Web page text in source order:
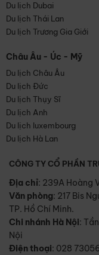
Du lịch Dubai
Du lịch Thái Lan
Du lịch Trương Gia Giới
Châu Âu - Úc - Mỹ
Du lịch Châu Âu
Du lịch Đức
Du lịch Thụy Sĩ
Du lịch Anh
Du lịch luxembourg
Du lịch Hà Lan
CÔNG TY CỔ PHẦN
Địa chỉ: 239A Hoàng
Văn phòng: 217 Bis
TP. Hồ Chí Minh.
Chi nhánh Hà Nội:
Nội
Điện thoại: 028